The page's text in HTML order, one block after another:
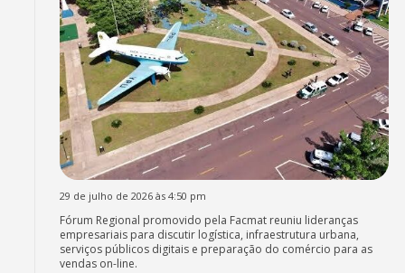
29 de julho de 2026 às 4:50 pm
Fórum Regional promovido pela Facmat reuniu lideranças
empresariais para discutir logística, infraestrutura urbana,
serviços públicos digitais e preparação do comércio para as
vendas on-line.